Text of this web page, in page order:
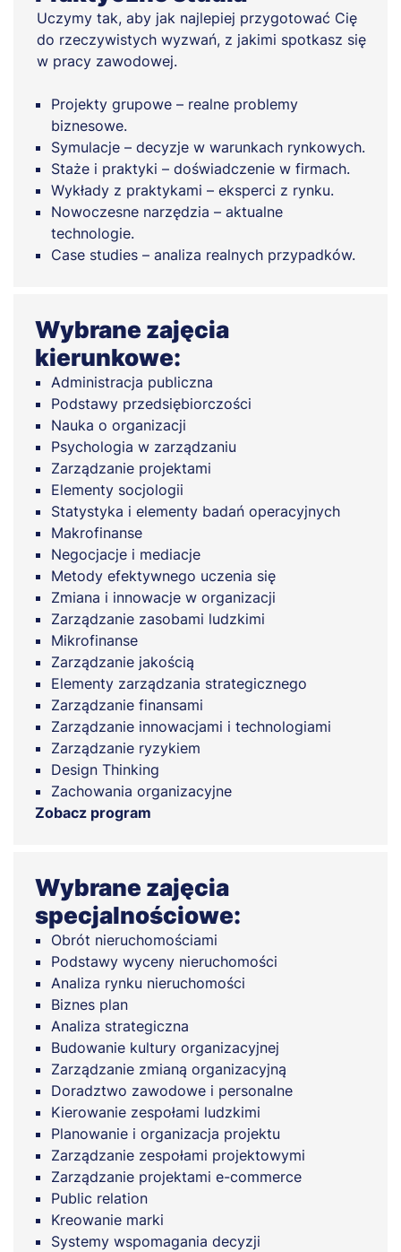
Uczymy tak, aby jak najlepiej przygotować Cię
do rzeczywistych wyzwań, z jakimi spotkasz się
w pracy zawodowej.
Projekty grupowe – realne problemy
biznesowe.
Symulacje – decyzje w warunkach rynkowych.
Staże i praktyki – doświadczenie w firmach.
Wykłady z praktykami – eksperci z rynku.
Nowoczesne narzędzia – aktualne
technologie.
Case studies – analiza realnych przypadków.
Wybrane zajęcia
kierunkowe:
Administracja publiczna
Podstawy przedsiębiorczości
Nauka o organizacji
Psychologia w zarządzaniu
Zarządzanie projektami
Elementy socjologii
Statystyka i elementy badań operacyjnych
Makrofinanse
Negocjacje i mediacje
Metody efektywnego uczenia się
Zmiana i innowacje w organizacji
Zarządzanie zasobami ludzkimi
Mikrofinanse
Zarządzanie jakością
Elementy zarządzania strategicznego
Zarządzanie finansami
Zarządzanie innowacjami i technologiami
Zarządzanie ryzykiem
Design Thinking
Zachowania organizacyjne
Zobacz program
Wybrane zajęcia
specjalnościowe:
Obrót nieruchomościami
Podstawy wyceny nieruchomości
Analiza rynku nieruchomości
Biznes plan
Analiza strategiczna
Budowanie kultury organizacyjnej
Zarządzanie zmianą organizacyjną
Doradztwo zawodowe i personalne
Kierowanie zespołami ludzkimi
Planowanie i organizacja projektu
Zarządzanie zespołami projektowymi
Zarządzanie projektami e-commerce
Public relation
Kreowanie marki
Systemy wspomagania decyzji